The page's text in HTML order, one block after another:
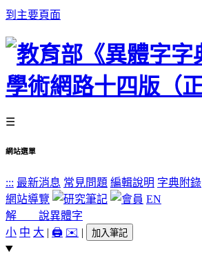
到主要頁面
☰
網站選單
::: 最新消息 常見問題 編輯說明 字典附錄
網站導覽
EN
解 說異體字
小 中 大 | 🖨️ ✉️ | 加入筆記